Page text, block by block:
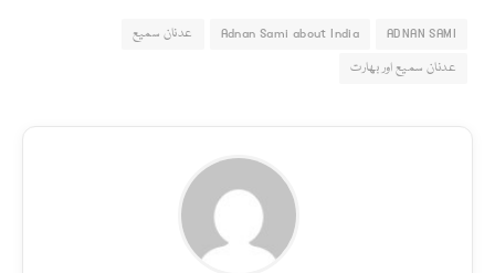
ADNAN SAMI
Adnan Sami about India
عدنان سمیع
عدنان سمیع اور بھارت